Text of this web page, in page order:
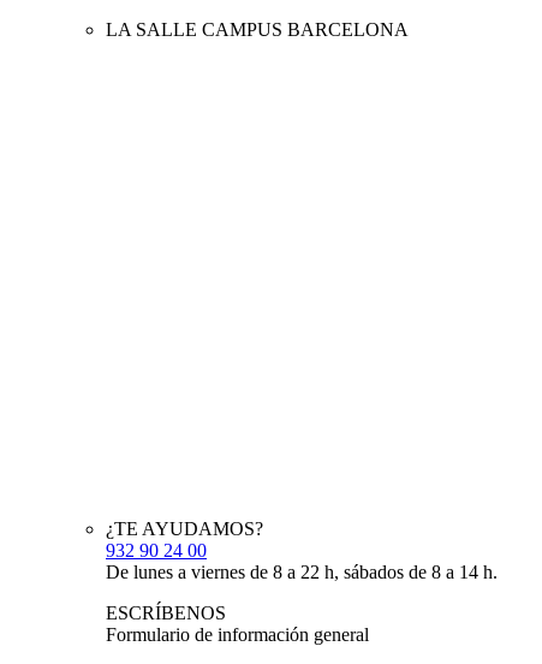
LA SALLE CAMPUS BARCELONA
¿TE AYUDAMOS?
932 90 24 00
De lunes a viernes de 8 a 22 h, sábados de 8 a 14 h.
ESCRÍBENOS
Formulario de información general